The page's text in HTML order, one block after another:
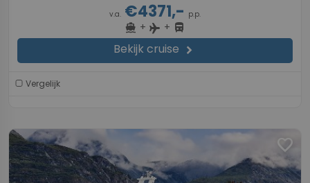
Dag op Zee, Fort Lauderdale
v.a. €4371,- p.p.
directions_boat + flight + directions_bus
Bekijk cruise chevron_right
Vergelijk
favorite